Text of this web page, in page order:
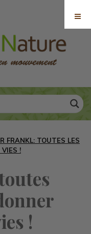
FRANKL: TOUTES LES
!
!